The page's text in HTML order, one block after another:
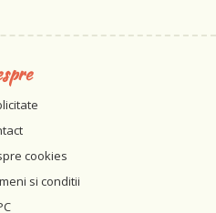
cookies
si conditii